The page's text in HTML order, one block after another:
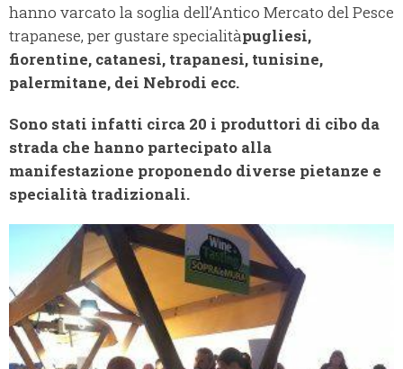
hanno varcato la soglia dell’Antico Mercato del Pesce
trapanese, per gustare specialitàpugliesi,
fiorentine, catanesi, trapanesi, tunisine,
palermitane, dei Nebrodi ecc.
Sono stati infatti circa 20 i produttori di cibo da
strada che hanno partecipato alla
manifestazione proponendo diverse pietanze e
specialità tradizionali.